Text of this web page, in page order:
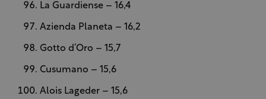
La Guardiense – 16,4
Azienda Planeta – 16,2
Gotto d’Oro – 15,7
Cusumano – 15,6
Alois Lageder – 15,6